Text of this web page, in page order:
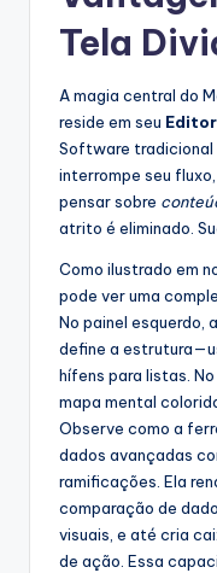
Tela
A magia central do
reside em seu
Software tradicional
interrompe seu
pensar sobre
atrito é eliminado.
Como ilustrado em
pode ver uma
No painel esquerdo,
define a
hífens para listas.
mapa mental
Observe como a
dados avançadas
ramificações. Ela
comparação de
visuais, e até cria
de ação. Essa